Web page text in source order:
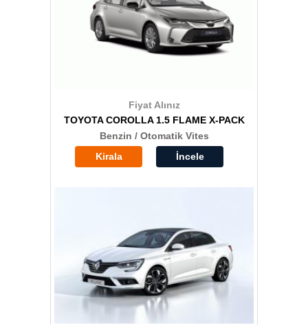
Fiyat Alınız
TOYOTA COROLLA 1.5 FLAME X-PACK
Benzin / Otomatik Vites
Kirala
İncele